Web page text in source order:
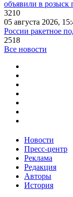
объявили в розыск
3210
05 августа 2026,
России ракетное
2518
Все новости
Новости
Пресс-центр
Реклама
Редакция
Авторы
История